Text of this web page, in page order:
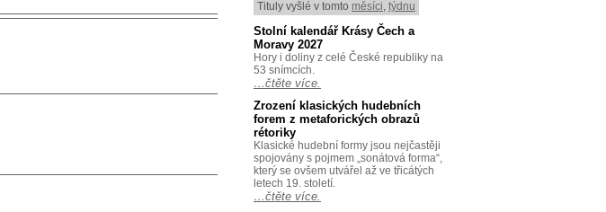
Tituly vyšlé v tomto měsíci, týdnu
Stolní kalendář Krásy Čech a
Moravy 2027
Hory i doliny z celé České republiky na
53 snímcích.
…čtěte více.
Zrození klasických hudebních
forem z metaforických obrazů
rétoriky
Klasické hudební formy jsou nejčastěji
spojovány s pojmem „sonátová forma“,
který se ovšem utvářel až ve třicátých
letech 19. století.
…čtěte více.